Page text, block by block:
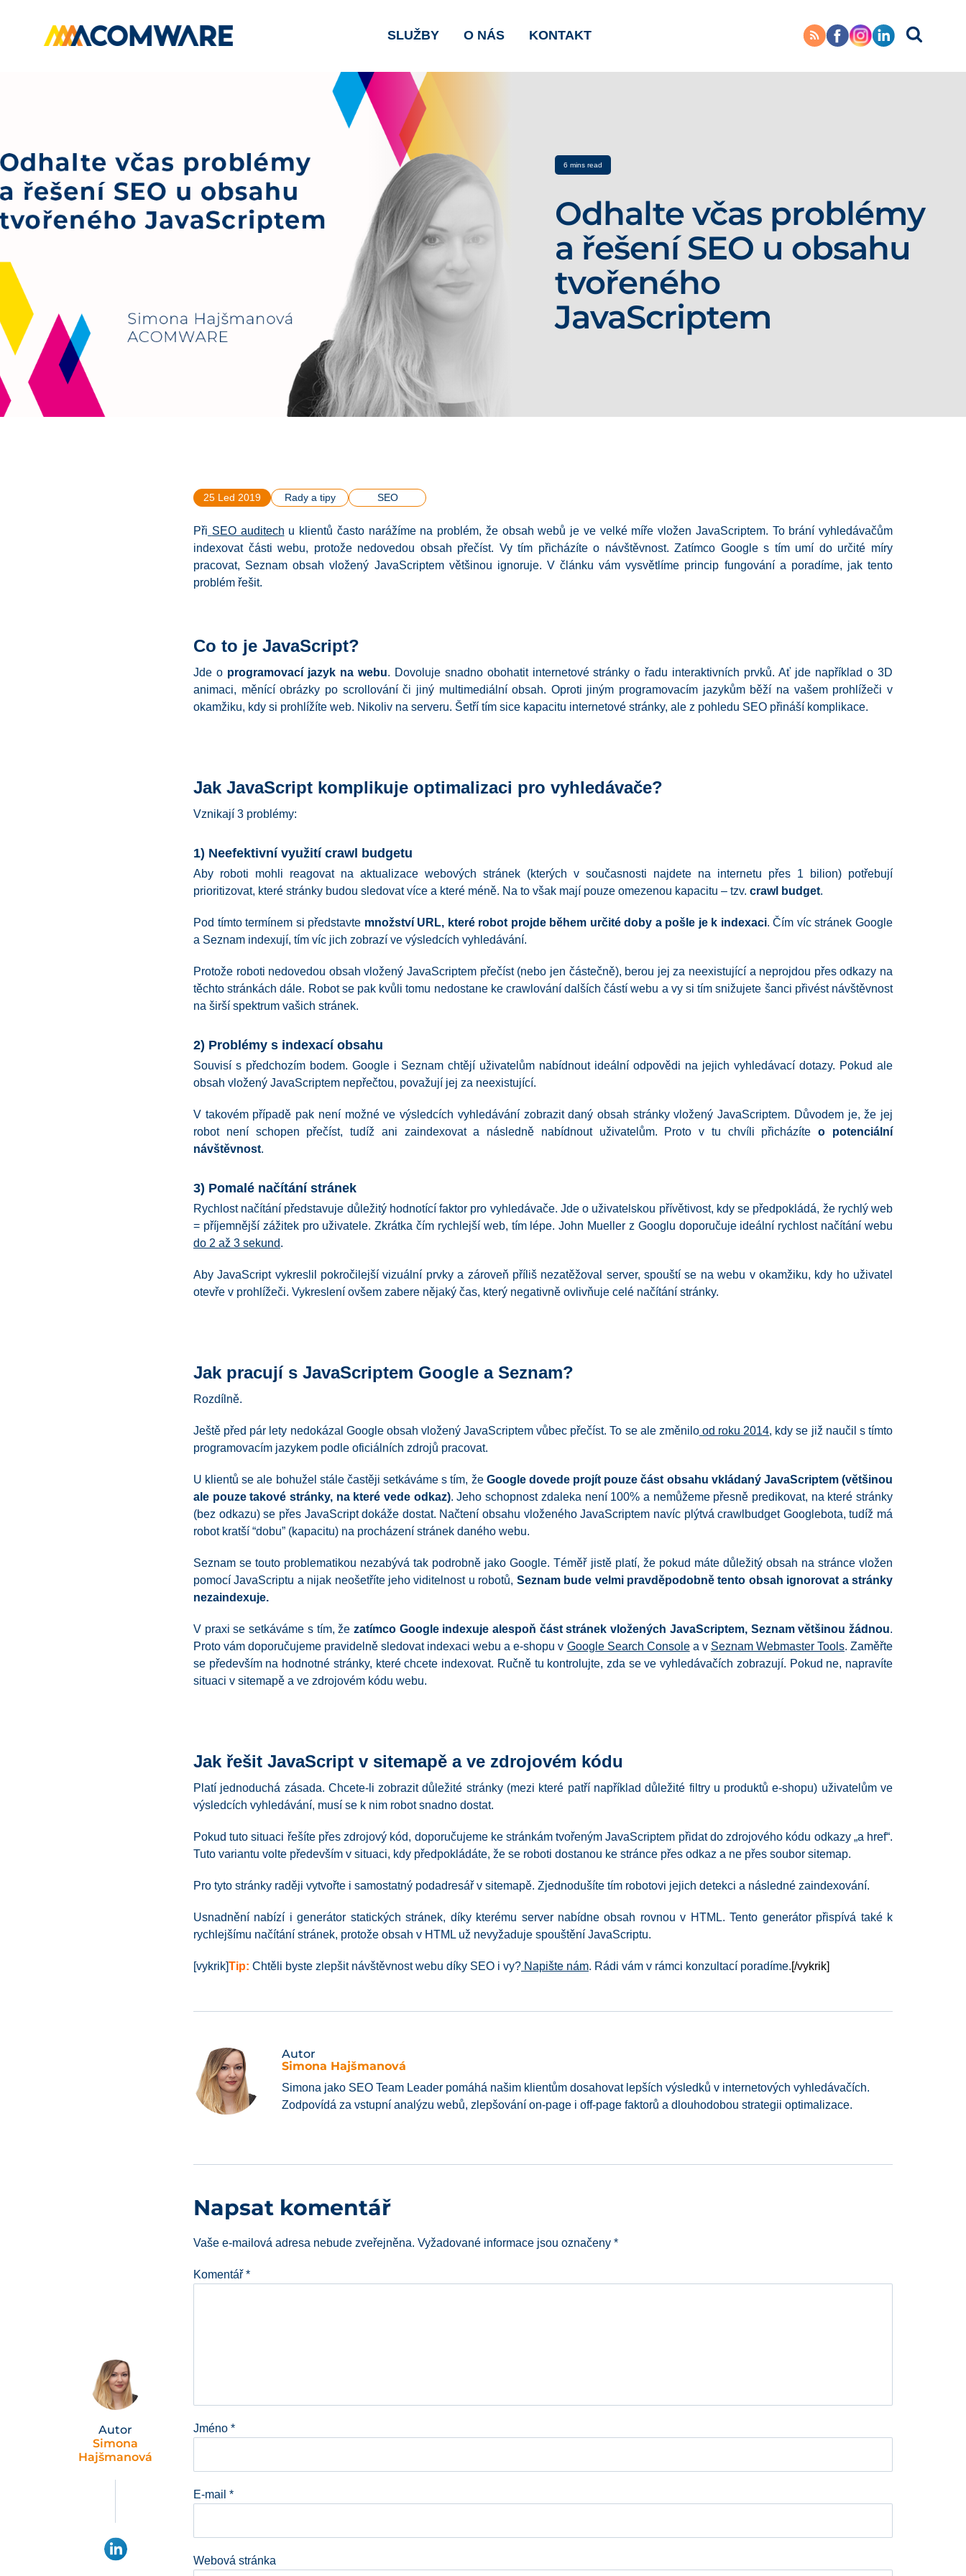
SLUŽBY O NÁS KONTAKT
6 mins read
Odhalte včas problémy
a řešení SEO u obsahu
tvořeného
JavaScriptem
Autor
Simona
Hajšmanová
25 Led 2019 Rady a tipy SEO
Při SEO auditech u klientů často narážíme na problém, že obsah webů je ve velké míře vložen JavaScriptem. To brání vyhledávačům
indexovat části webu, protože nedovedou obsah přečíst. Vy tím přicházíte o návštěvnost. Zatímco Google s tím umí do určité míry
pracovat, Seznam obsah vložený JavaScriptem většinou ignoruje. V článku vám vysvětlíme princip fungování a poradíme, jak tento
problém řešit.
Co to je JavaScript?
Jde o programovací jazyk na webu. Dovoluje snadno obohatit internetové stránky o řadu interaktivních prvků. Ať jde například o 3D
animaci, měnící obrázky po scrollování či jiný multimediální obsah. Oproti jiným programovacím jazykům běží na vašem prohlížeči v
okamžiku, kdy si prohlížíte web. Nikoliv na serveru. Šetří tím sice kapacitu internetové stránky, ale z pohledu SEO přináší komplikace.
Jak JavaScript komplikuje optimalizaci pro vyhledávače?
Vznikají 3 problémy:
1) Neefektivní využití crawl budgetu
Aby roboti mohli reagovat na aktualizace webových stránek (kterých v současnosti najdete na internetu přes 1 bilion) potřebují
prioritizovat, které stránky budou sledovat více a které méně. Na to však mají pouze omezenou kapacitu – tzv. crawl budget.
Pod tímto termínem si představte množství URL, které robot projde během určité doby a pošle je k indexaci. Čím víc stránek Google
a Seznam indexují, tím víc jich zobrazí ve výsledcích vyhledávání.
Protože roboti nedovedou obsah vložený JavaScriptem přečíst (nebo jen částečně), berou jej za neexistující a neprojdou přes odkazy na
těchto stránkách dále. Robot se pak kvůli tomu nedostane ke crawlování dalších částí webu a vy si tím snižujete šanci přivést návštěvnost
na širší spektrum vašich stránek.
2) Problémy s indexací obsahu
Souvisí s předchozím bodem. Google i Seznam chtějí uživatelům nabídnout ideální odpovědi na jejich vyhledávací dotazy. Pokud ale
obsah vložený JavaScriptem nepřečtou, považují jej za neexistující.
V takovém případě pak není možné ve výsledcích vyhledávání zobrazit daný obsah stránky vložený JavaScriptem. Důvodem je, že jej
robot není schopen přečíst, tudíž ani zaindexovat a následně nabídnout uživatelům. Proto v tu chvíli přicházíteo potenciální
návštěvnost.
3) Pomalé načítání stránek
Rychlost načítání představuje důležitý hodnotící faktor pro vyhledávače. Jde o uživatelskou přívětivost, kdy se předpokládá, že rychlý web
= příjemnější zážitek pro uživatele. Zkrátka čím rychlejší web, tím lépe. John Mueller z Googlu doporučuje ideální rychlost načítání webu
do 2 až 3 sekund.
Aby JavaScript vykreslil pokročilejší vizuální prvky a zároveň příliš nezatěžoval server, spouští se na webu v okamžiku, kdy ho uživatel
otevře v prohlížeči. Vykreslení ovšem zabere nějaký čas, který negativně ovlivňuje celé načítání stránky.
Jak pracují s JavaScriptem Google a Seznam?
Rozdílně.
Ještě před pár lety nedokázal Google obsah vložený JavaScriptem vůbec přečíst. To se ale změnilo od roku 2014, kdy se již naučil s tímto
programovacím jazykem podle oficiálních zdrojů pracovat.
U klientů se ale bohužel stále častěji setkáváme s tím, že Google dovede projít pouze část obsahu vkládaný JavaScriptem (většinou
ale pouze takové stránky, na které vede odkaz). Jeho schopnost zdaleka není 100% a nemůžeme přesně predikovat, na které stránky
(bez odkazu) se přes JavaScript dokáže dostat. Načtení obsahu vloženého JavaScriptem navíc plýtvá crawlbudget Googlebota, tudíž má
robot kratší “dobu” (kapacitu) na procházení stránek daného webu.
Seznam se touto problematikou nezabývá tak podrobně jako Google. Téměř jistě platí, že pokud máte důležitý obsah na stránce vložen
pomocí JavaScriptu a nijak neošetříte jeho viditelnost u robotů, Seznam bude velmi pravděpodobně tento obsah ignorovat a stránky
nezaindexuje.
V praxi se setkáváme s tím, že zatímco Google indexuje alespoň část stránek vložených JavaScriptem, Seznam většinou žádnou.
Proto vám doporučujeme pravidelně sledovat indexaci webu a e-shopu v Google Search Consolea v Seznam Webmaster Tools. Zaměřte
se především na hodnotné stránky, které chcete indexovat. Ručně tu kontrolujte, zda se ve vyhledávačích zobrazují. Pokud ne, napravíte
situaci v sitemapě a ve zdrojovém kódu webu.
Jak řešit JavaScript v sitemapě a ve zdrojovém kódu
Platí jednoduchá zásada. Chcete-li zobrazit důležité stránky (mezi které patří například důležité filtry u produktů e-shopu) uživatelům ve
výsledcích vyhledávání, musí se k nim robot snadno dostat.
Pokud tuto situaci řešíte přes zdrojový kód, doporučujeme ke stránkám tvořeným JavaScriptem přidat do zdrojového kódu odkazy „a href“.
Tuto variantu volte především v situaci, kdy předpokládáte, že se roboti dostanou ke stránce přes odkaz a ne přes soubor sitemap.
Pro tyto stránky raději vytvořte i samostatný podadresář v sitemapě. Zjednodušíte tím robotovi jejich detekci a následné zaindexování.
Usnadnění nabízí i generátor statických stránek, díky kterému server nabídne obsah rovnou v HTML. Tento generátor přispívá také k
rychlejšímu načítání stránek, protože obsah v HTML už nevyžaduje spouštění JavaScriptu.
[vykrik]Tip: Chtěli byste zlepšit návštěvnost webu díky SEO i vy? Napište nám. Rádi vám v rámci konzultací poradíme.[/vykrik]
Autor
Simona Hajšmanová
Simona jako SEO Team Leader pomáhá našim klientům dosahovat lepších výsledků v internetových vyhledávačích.
Zodpovídá za vstupní analýzu webů, zlepšování on-page i off-page faktorů a dlouhodobou strategii optimalizace.
Napsat komentář
Vaše e-mailová adresa nebude zveřejněna. Vyžadované informace jsou označeny *
Komentář *
Jméno *
E-mail *
Webová stránka